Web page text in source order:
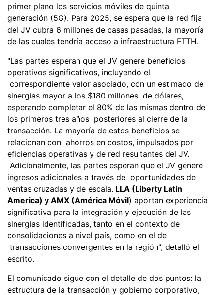
primer plano los servicios móviles de quinta
generación (5G). Para 2025, se espera que la red fija
del JV cubra 6 millones de casas pasadas, la mayoría
de las cuales tendría acceso a infraestructura FTTH.
"Las partes esperan que el JV genere beneficios
operativos significativos, incluyendo el
correspondiente valor asociado, con un estimado de
sinergias mayor a los $180 millones de dólares,
esperando completar el 80% de las mismas dentro de
los primeros tres años posteriores al cierre de la
transacción. La mayoría de estos beneficios se
relacionan con ahorros en costos, impulsados por
eficiencias operativas y de red resultantes del JV.
Adicionalmente, las partes esperan que el JV genere
ingresos adicionales a través de oportunidades de
ventas cruzadas y de escala. LLA (Liberty Latin
America) y AMX (América Móvil) aportan experiencia
significativa para la integración y ejecución de las
sinergias identificadas, tanto en el contexto de
consolidaciones a nivel país, como en el de
transacciones convergentes en la región", detalló el
escrito.
El comunicado sigue con el detalle de dos puntos: la
estructura de la transacción y gobierno corporativo,